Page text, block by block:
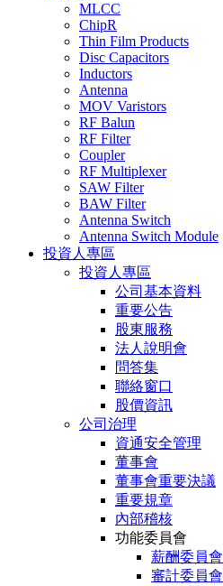
MLCC
ChipR
Thin Film Products
Disc Capacitors
Inductors
Antenna
MOV Varistors
RF Balun
RF Filter
Coupler
RF Multiplexer
SAW Filter
BAW Filter
Antenna Switch
Antenna Switch Module
投資人專區
投資人專區
公司基本資料
重要公告
股東服務
法人說明會
問答集
聯絡窗口
股價資訊
公司治理
資通安全管理
董事會
董事會重要決議
重要規章
內部稽核
功能委員會
薪酬委員會
審計委員會